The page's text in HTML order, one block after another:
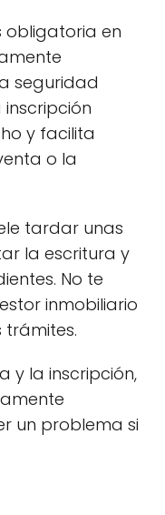
obligatoria en
seguridad
y facilita
o la
tardar unas
la escritura y
No te
inmobiliario
y la inscripción,
un problema si